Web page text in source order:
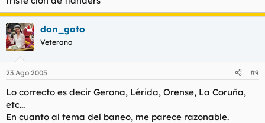
Me uno a tu propuestita...
don_gato
Veterano
23 Ago 2005 #9
Lo correcto es decir Gerona, Lérida, Orense, La Coruña,
etc...
En cuanto al tema del baneo, me parece razonable.